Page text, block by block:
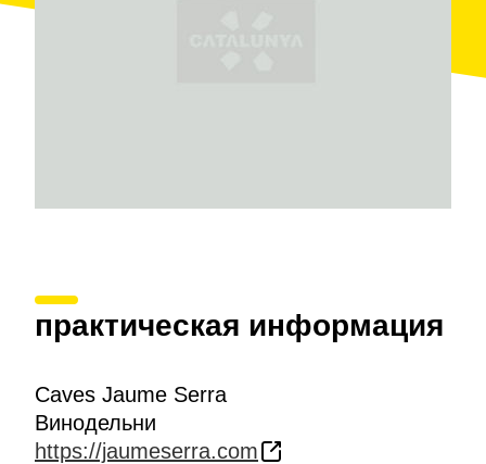
практическая информация
Caves Jaume Serra
Винодельни
https://jaumeserra.com